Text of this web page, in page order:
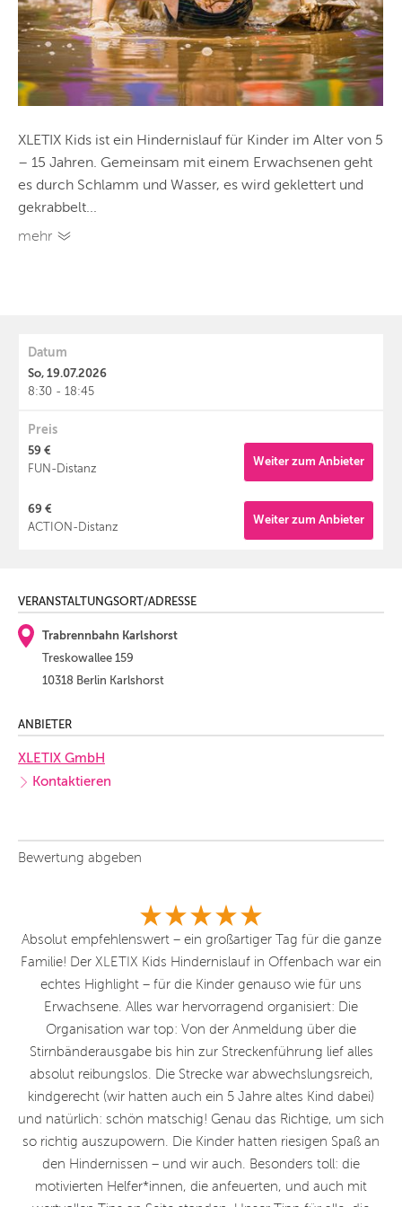
XLETIX Kids ist ein Hindernislauf für Kinder im Alter von 5
– 15 Jahren. Gemeinsam mit einem Erwachsenen geht
es durch Schlamm und Wasser, es wird geklettert und
gekrabbelt...
mehr
Datum
So, 19.07.2026
8:30 - 18:45
Preis
59 €
FUN-Distanz
Weiter zum Anbieter
69 €
ACTION-Distanz
Weiter zum Anbieter
VERANSTALTUNGSORT/ADRESSE
Trabrennbahn Karlshorst
Treskowallee 159
10318 Berlin Karlshorst
ANBIETER
XLETIX GmbH
Kontaktieren
Bewertung abgeben
Absolut empfehlenswert – ein großartiger Tag für die ganze
Familie! Der XLETIX Kids Hindernislauf in Offenbach war ein
echtes Highlight – für die Kinder genauso wie für uns
Erwachsene. Alles war hervorragend organisiert: Die
Organisation war top: Von der Anmeldung über die
Stirnbänderausgabe bis hin zur Streckenführung lief alles
absolut reibungslos. Die Strecke war abwechslungsreich,
kindgerecht (wir hatten auch ein 5 Jahre altes Kind dabei)
und natürlich: schön matschig! Genau das Richtige, um sich
so richtig auszupowern. Die Kinder hatten riesigen Spaß an
den Hindernissen – und wir auch. Besonders toll: die
motivierten Helfer*innen, die anfeuerten, und auch mit